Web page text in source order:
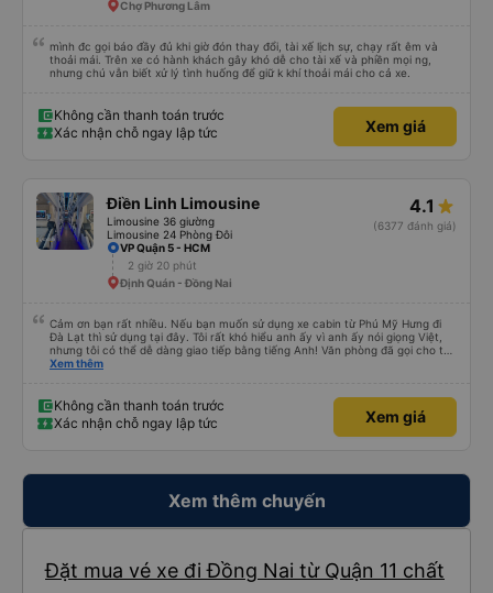
Chợ Phương Lâm
mình đc gọi báo đầy đủ khi giờ đón thay đổi, tài xế lịch sự, chạy rất êm và
thoải mái. Trên xe có hành khách gây khó dễ cho tài xế và phiền mọi ng,
nhưng chú vẫn biết xử lý tình huống để giữ k khí thoải mái cho cả xe.
Không cần thanh toán trước
Xác nhận chỗ ngay lập tức
Xem giá
Điền Linh Limousine
Limousine 36 giường
Limousine 24 Phòng Đôi
4.1
(6377 đánh giá)
VP Quận 5 - HCM
2 giờ 20 phút
Định Quán - Đồng Nai
Cảm ơn bạn rất nhiều. Nếu bạn muốn sử dụng xe cabin từ Phú Mỹ Hưng đi
Đà Lạt thì sử dụng tại đây. Tôi rất khó hiểu anh ấy vì anh ấy nói giọng Việt,
nhưng tôi có thể dễ dàng giao tiếp bằng tiếng Anh! Văn phòng đã gọi cho tôi
một giờ trước khi lên xe, và mặc dù tôi phải chuyển chỗ nhiều lần vì không
cắt vé trước và đưa cho họ, dù tài xế hoặc người soát vé không nói được
tiếng Anh nhưng họ sẽ cho bạn biết khi đến điểm trả khách. Ngoài ra còn có
xe đưa đón nên bạn có thể bỏ qua nếu Grab hoạt động, tài xế đưa đón cũng
chính LotteMart Quận 7, bắt xe đưa đón (Xe Van nhỏ màu bạc) và họ thả tôi
ra khỏi trung tâm. Chỉ vài phút sau, tôi đã có thể bắt xe buýt đi Đà Lạt. Viên
tôi hỏi mọi người, tôi có thể sử dụng xe đưa đón được không. Họ có dịch vụ
đưa đón nên tôi mới phớt lờ tài xế taxi. Tôi vừa cho xem địa chỉ khách sạn, tài
Xem thêm
Không cần thanh toán trước
Xác nhận chỗ ngay lập tức
Xem giá
Xem thêm chuyến
Đặt mua vé xe đi Đồng Nai từ Quận 11 chất